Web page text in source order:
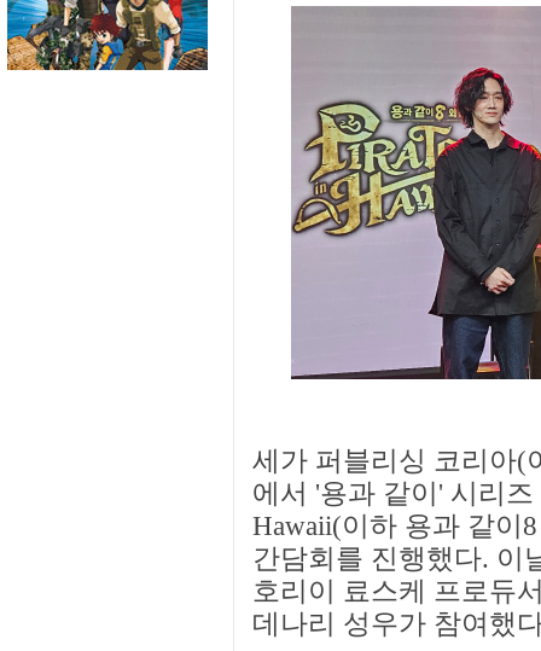
세가 퍼블리싱 코리아(
에서 '용과 같이' 시리즈
Hawaii(이하 용과 같이
간담회를 진행했다. 이
호리이 료스케 프로듀
데나리 성우가 참여했